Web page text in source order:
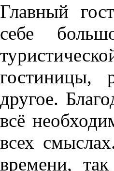
Главный
себе
гостиницы,
другое.
всё
всех
времени,